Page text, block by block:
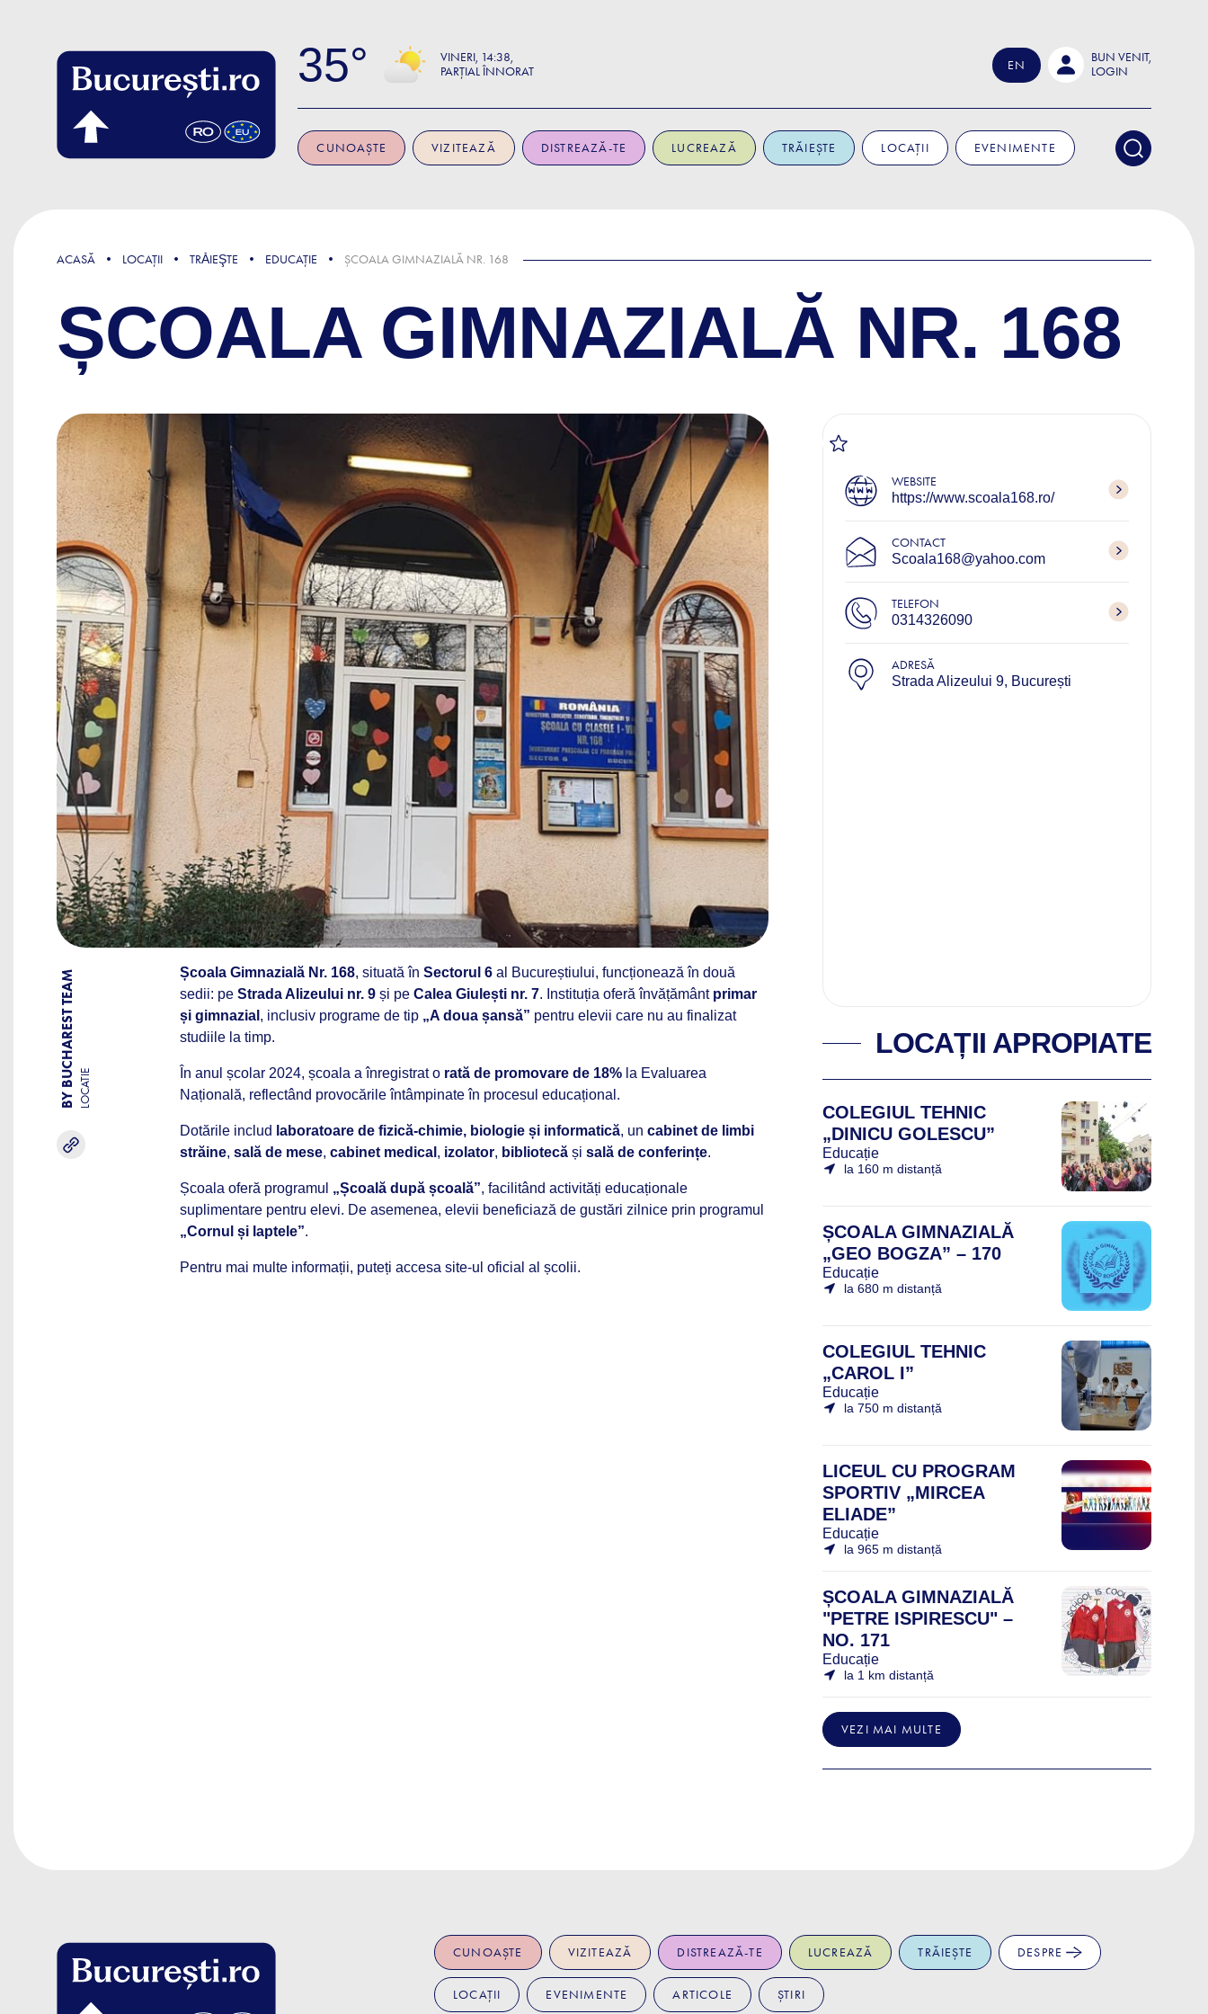
35 VINERI 14:38
PARȚIAL ÎNNORAT
EN
BUN VENIT,
LOGIN
CUNOAȘTE VIZITEAZĂ DISTREAZĂ-TE LUCREAZĂ TRĂIEȘTE LOCAȚII EVENIMENTE
ACASĂ LOCAȚII TRǍIEŞTE EDUCAȚIE ȘCOALA GIMNAZIALĂ NR. 168
ȘCOALA GIMNAZIALĂ NR. 168
BY BUCHAREST TEAM LOCATIE
Școala Gimnazială Nr. 168, situată în Sectorul 6 al Bucureștiului, funcționează în două
sedii: pe Strada Alizeului nr. 9 și pe Calea Giulești nr. 7. Instituția oferă învățământ primar
și gimnazial , inclusiv programe de tip „A doua șansă” pentru elevii care nu au finalizat
studiile la timp.
În anul școlar 2024, școala a înregistrat o rată de promovare de 18% la Evaluarea
Națională, reflectând provocările întâmpinate în procesul educațional.
Dotările includ laboratoare de fizică-chimie, biologie și informatică, un cabinet de limbi
străine, sală de mese, cabinet medical , izolator, bibliotecă și sală de conferințe.
Școala oferă programul „Școală după școală”, facilitând activități educaționale
suplimentare pentru elevi. De asemenea, elevii beneficiază de gustări zilnice prin programul
„Cornul și laptele”.
Pentru mai multe informații, puteți accesa site-ul oficial al școlii.
WEBSITE
https://www.scoala168.ro/
CONTACT
Scoala168@yahoo.com
TELEFON
0314326090
ADRESĂ
Strada Alizeului 9, București
LOCAȚII APROPIATE
COLEGIUL TEHNIC
„DINICU GOLESCU”
Educație
la 160 m distanță
ȘCOALA GIMNAZIALĂ
„GEO BOGZA” – 170
Educație
la 680 m distanță
COLEGIUL TEHNIC
„CAROL I”
Educație
la 750 m distanță
LICEUL CU PROGRAM
SPORTIV „MIRCEA
ELIADE”
Educație
la 965 m distanță
ȘCOALA GIMNAZIALĂ
"PETRE ISPIRESCU" –
NO. 171
Educație
la 1 km distanță
VEZI MAI MULTE
CUNOAȘTE VIZITEAZĂ DISTREAZĂ-TE LUCREAZĂ TRĂIEȘTE DESPRE
LOCAȚII EVENIMENTE ARTICOLE ȘTIRI